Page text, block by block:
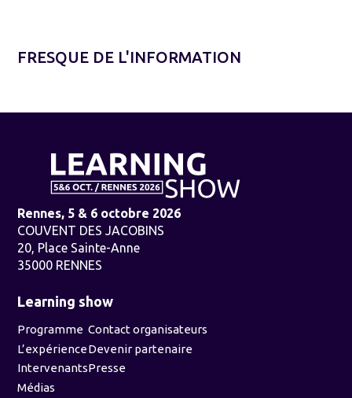
FRESQUE DE L'INFORMATION
Rennes, 5 & 6 octobre 2026
COUVENT DES JACOBINS
20, Place Sainte-Anne
35000 RENNES
Learning show
Programme
L’expérience
Intervenants
Médias
Contact organisateurs
Devenir partenaire
Presse